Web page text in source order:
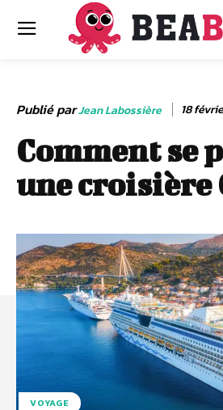
Publié parJean Labossière 18
Comment se
une croisière
VOYAGE